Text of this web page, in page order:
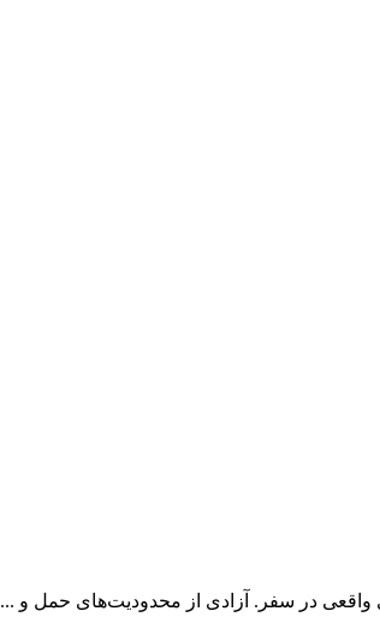
واقعی در سفر. آزادی از محدودیت‌های حمل و ...